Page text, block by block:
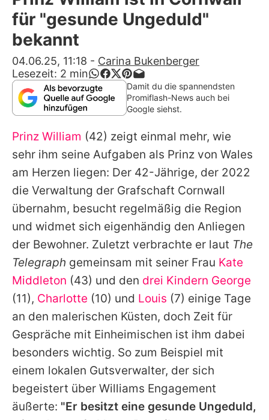
Alle Themen auf Promiflash
App runterladen
Team
Redaktionelle Richtlinien
Impressum
Datenschutzerklärung
Nutzungsbedingungen
Utiq verwalten
für "gesunde Ungeduld"
bekannt
04.06.25, 11:18 - Carina Bukenberger
Lesezeit: 2 min
Damit du die spannendsten
Promiflash-News auch bei
Google siehst.
Prinz William (42) zeigt einmal mehr, wie
sehr ihm seine Aufgaben als Prinz von Wales
am Herzen liegen: Der 42-Jährige, der 2022
die Verwaltung der Grafschaft Cornwall
übernahm, besucht regelmäßig die Region
und widmet sich eigenhändig den Anliegen
der Bewohner. Zuletzt verbrachte er laut The
Telegraph gemeinsam mit seiner Frau Kate
Middleton (43) und den drei Kindern George
(11), Charlotte (10) und Louis (7) einige Tage
an den malerischen Küsten, doch Zeit für
Gespräche mit Einheimischen ist ihm dabei
besonders wichtig. So zum Beispiel mit
einem lokalen Gutsverwalter, der sich
begeistert über Williams Engagement
äußerte: "Er besitzt eine gesunde Ungeduld,